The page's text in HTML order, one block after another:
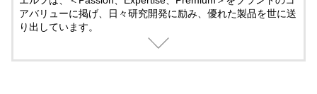
アバリューに掲げ、日々研究開発に励み、優れた製品を世に送
り出しています。
モータースポーツには50年以上にも及び先進テクノロジーでサ